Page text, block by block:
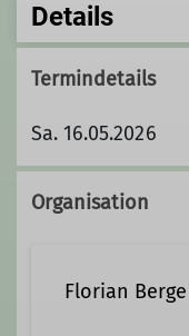
Details
Termindetails
Sa. 16.05.2026
Organisation
Florian